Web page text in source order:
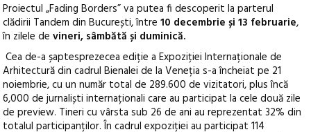
Proiectul „Fading Borders” va putea fi descoperit la parterul
clădirii Tandem din București, între10 decembrie și 13 februarie,
în zilele de vineri, sâmbătă și duminică.
Cea de-a șaptesprezecea ediție a Expoziției Internaționale de
Arhitectură din cadrul Bienalei de la Veneția s-a încheiat pe 21
noiembrie, cu un număr total de 289.600 de vizitatori, plus încă
6,000 de jurnaliști internaționali care au participat la cele două zile
de preview. Tineri cu vârsta sub 26 de ani au reprezentat 32% din
totalul participanților. În cadrul expoziției au participat 114